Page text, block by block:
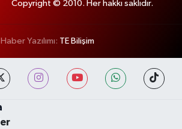
Copyright © 2010. Her hakkı saklıdır.
Haber Yazılımı: TE Bilişim